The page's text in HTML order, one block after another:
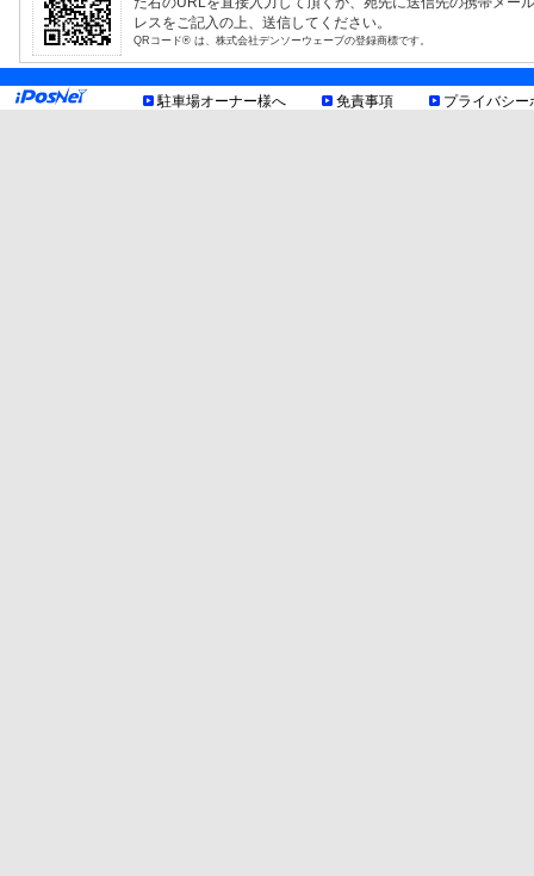
レスをご記入の上、送信してください。
QRコード® は、株式会社デンソーウェーブの登録商標です。
駐車場オーナー様へ 免責事項 プライバシー